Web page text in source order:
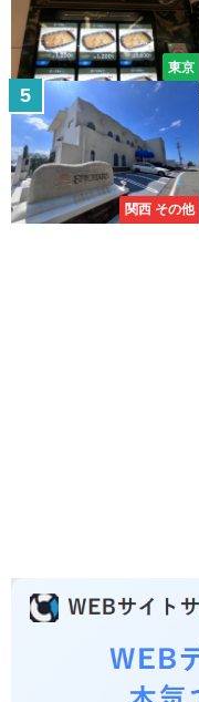
東京
関西 その他